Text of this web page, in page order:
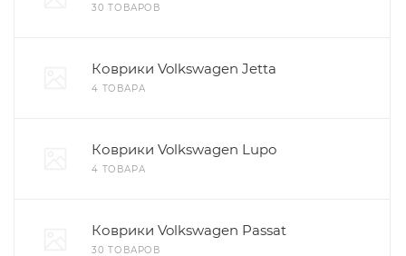
30 ТОВАРОВ
Коврики Volkswagen Jetta
4 ТОВАРА
Коврики Volkswagen Lupo
4 ТОВАРА
Коврики Volkswagen Passat
30 ТОВАРОВ